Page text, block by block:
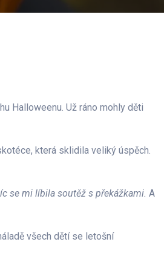
Halloweenu. Už ráno mohly děti
která sklidila veliký úspěch.
se mi líbila soutěž s překážkami. A
všech dětí se letošní